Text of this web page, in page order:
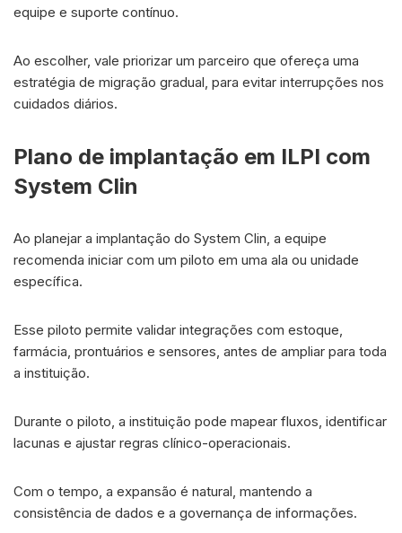
equipe e suporte contínuo.
Ao escolher, vale priorizar um parceiro que ofereça uma
estratégia de migração gradual, para evitar interrupções nos
cuidados diários.
Plano de implantação em ILPI com
System Clin
Ao planejar a implantação do System Clin, a equipe
recomenda iniciar com um piloto em uma ala ou unidade
específica.
Esse piloto permite validar integrações com estoque,
farmácia, prontuários e sensores, antes de ampliar para toda
a instituição.
Durante o piloto, a instituição pode mapear fluxos, identificar
lacunas e ajustar regras clínico-operacionais.
Com o tempo, a expansão é natural, mantendo a
consistência de dados e a governança de informações.